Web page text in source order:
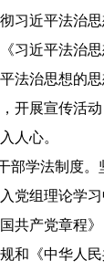
习近平法治
习近平法治
法治思想的
开展宣传活
人心。
学法制度。
党组理论学
共产党章程
和《中华人